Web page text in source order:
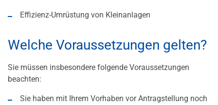
Effizienz-Umrüstung von Kleinanlagen
Welche Voraussetzungen gelten?
Sie müssen insbesondere folgende Voraussetzungen
beachten:
Sie haben mit Ihrem Vorhaben vor Antragstellung noch